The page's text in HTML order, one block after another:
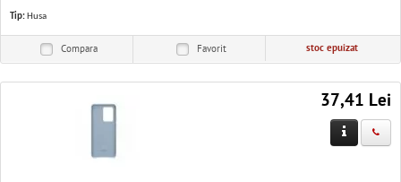
Tip: Husa
Compara Favorit stoc epuizat
37,41 Lei